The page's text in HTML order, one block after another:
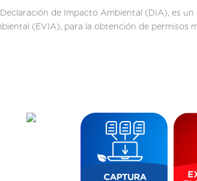
de Impacto Ambiental (DIA), es
(EVIA), para la obtención de permisos